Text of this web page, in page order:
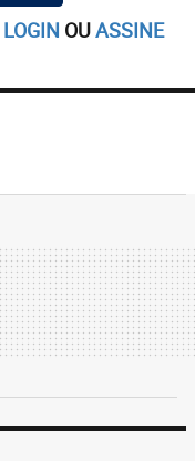
LOGIN OUASSINE